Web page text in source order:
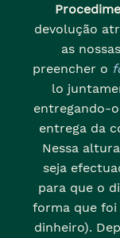
devolução
as
preencher o
lo
entregando-
entrega da
Nessa
seja
para que o
forma que foi
dinheiro).